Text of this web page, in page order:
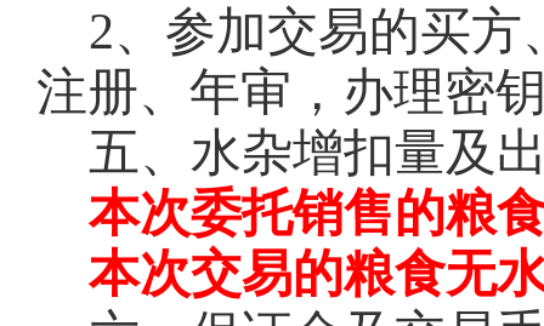
2、参加交易的买
注册、年审，办理密
五、水杂增扣量及
本次委托销售的粮
本次交易的粮食无